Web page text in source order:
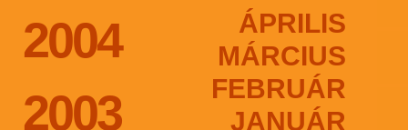
2004
2003
ÁPRILIS
MÁRCIUS
FEBRUÁR
JANUÁR